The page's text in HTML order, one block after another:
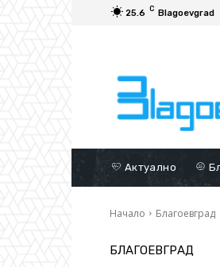
25.6 C Blagoevgrad
Актуално
Начало Благоевград
БЛАГОЕВГРАД